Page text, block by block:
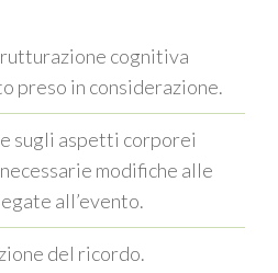
cognitiva
preso in considerazione.
sugli aspetti corporei
modifiche alle
all’evento.
del ricordo.